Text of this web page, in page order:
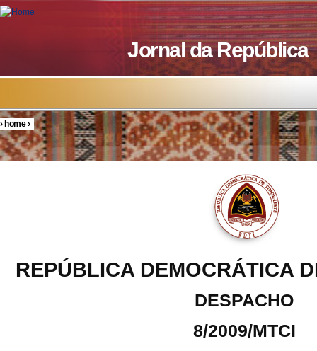
Skip to main content
Jornal da República
You are here
›home›
REPÚBLICA DEMOCRÁTICA
DESPACHO
8/2009/MTCI